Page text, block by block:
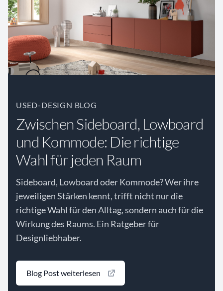
USED-DESIGN BLOG
Zwischen Sideboard, Lowboard
und Kommode: Die richtige
Wahl für jeden Raum
Sideboard, Lowboard oder Kommode? Wer ihre
jeweiligen Stärken kennt, trifft nicht nur die
richtige Wahl für den Alltag, sondern auch für die
Wirkung des Raums. Ein Ratgeber für
Designliebhaber.
Blog Post weiterlesen